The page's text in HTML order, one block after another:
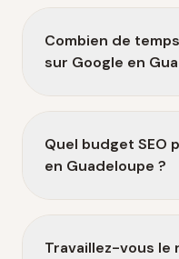
Combien de
sur Google en
Quel budget SEO
en Guadeloupe ?
Travaillez-vous le